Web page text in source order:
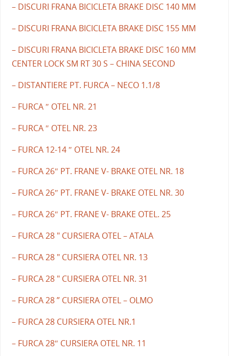
– DISCURI FRANA BICICLETA BRAKE DISC 140 MM
– DISCURI FRANA BICICLETA BRAKE DISC 155 MM
– DISCURI FRANA BICICLETA BRAKE DISC 160 MM
CENTER LOCK SM RT 30 S – CHINA SECOND
– DISTANTIERE PT. FURCA – NECO 1.1/8
– FURCA ″ OTEL NR. 21
– FURCA ″ OTEL NR. 23
– FURCA 12-14 ″ OTEL NR. 24
– FURCA 26″ PT. FRANE V- BRAKE OTEL NR. 18
– FURCA 26″ PT. FRANE V- BRAKE OTEL NR. 30
– FURCA 26″ PT. FRANE V- BRAKE OTEL. 25
– FURCA 28 " CURSIERA OTEL – ATALA
– FURCA 28 " CURSIERA OTEL NR. 13
– FURCA 28 " CURSIERA OTEL NR. 31
– FURCA 28 ” CURSIERA OTEL – OLMO
– FURCA 28 CURSIERA OTEL NR.1
– FURCA 28″ CURSIERA OTEL NR. 11